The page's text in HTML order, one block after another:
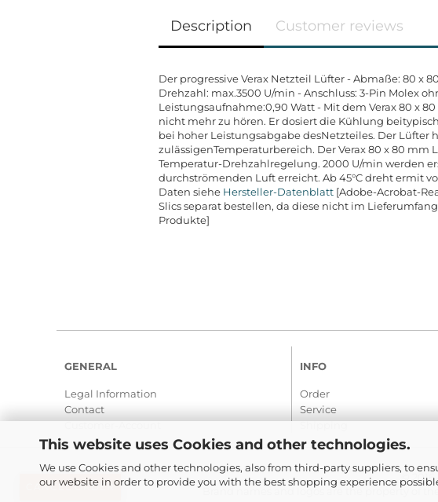
This website uses Cookies and other technologies.
We use Cookies and other technologies, also from third-party suppliers, to
our website in order to provide you with the best shopping experience
Description Customer reviews
Der progressive Verax Netzteil Lüfter - Abmaße: 80 x
Drehzahl: max.3500 U/min - Anschluss: 3-Pin Molex
Leistungsaufnahme:0,90 Watt - Mit dem Verax 80 x
nicht mehr zu hören. Er dosiert die Kühlung
bei hoher Leistungsabgabe desNetzteiles. Der Lüfter
zulässigenTemperaturbereich. Der Verax 80 x 80 mm
Temperatur-Drehzahlregelung. 2000 U/min werden
durchströmenden Luft erreicht. Ab 45°C dreht ermit
Daten siehe Hersteller-Datenblatt [Adobe-Acrobat-
Slics separat bestellen, da diese nicht im
Produkte]
GENERAL
Legal Information
Contact
Customer-Account
INFO
Order
Service
Shipping
CANCEL ORDER
©
Brand names and logos are the property of